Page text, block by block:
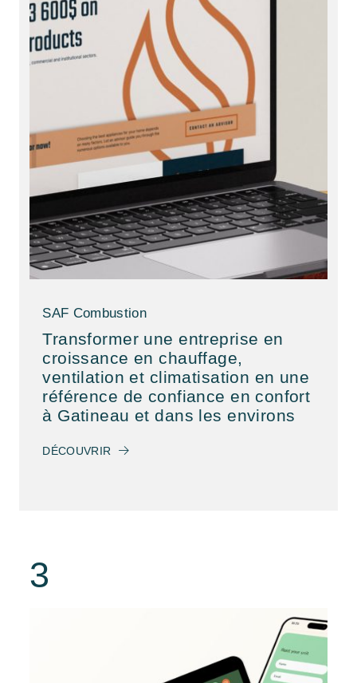
SAF Combustion
Transformer une entreprise en
croissance en chauffage,
ventilation et climatisation en une
référence de confiance en confort
à Gatineau et dans les environs
DÉCOUVRIR
3